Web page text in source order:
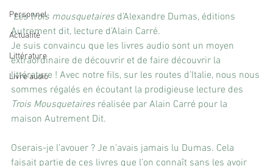
Personnel
Actualité
Littérature
Livre audio
Les trois mousquetaires d’Alexandre Dumas, éditions
Autrement dit, lecture d’Alain Carré.
Je suis convaincu que les livres audio sont un moyen
extraordinaire de découvrir et de faire découvrir la
littérature ! Avec notre fils, sur les routes d’Italie, nous nous
sommes régalés en écoutant la prodigieuse lecture des
Trois Mousquetaires réalisée par Alain Carré pour la
maison Autrement Dit.
Oserais-je l’avouer ? Je n’avais jamais lu Dumas. Cela
faisait partie de ces livres que l’on connaît sans les avoir